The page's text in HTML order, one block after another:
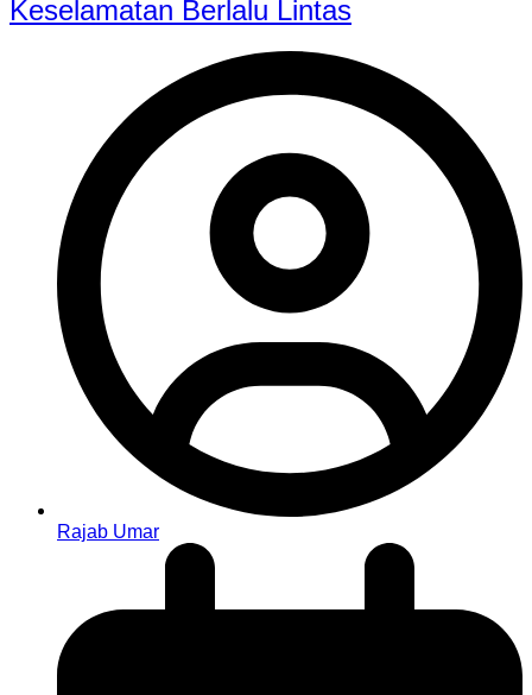
Keselamatan Berlalu Lintas
Rajab Umar